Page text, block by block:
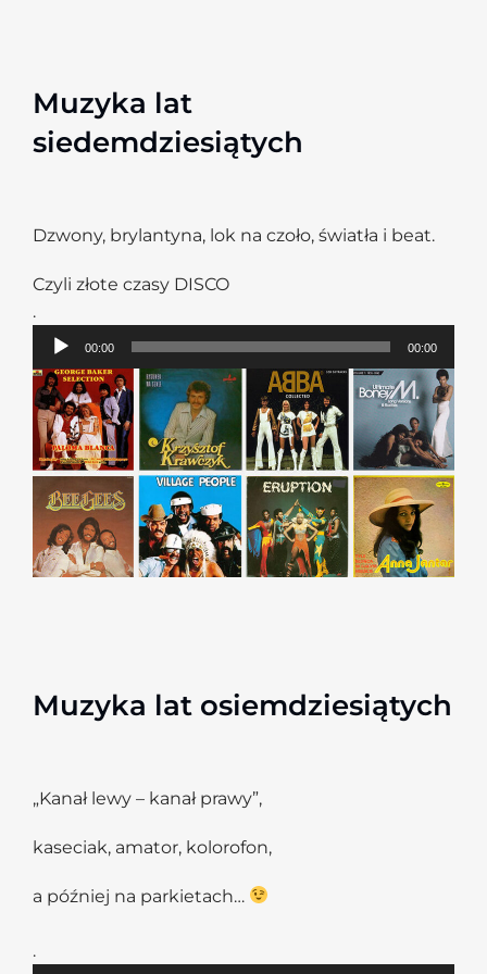
Muzyka lat
siedemdziesiątych
Dzwony, brylantyna, lok na czoło, światła i beat.
Czyli złote czasy DISCO
.
Odtwarzacz
plików
dźwiękowych
00:00 00:00
Muzyka lat osiemdziesiątych
„Kanał lewy – kanał prawy”,
kaseciak, amator, kolorofon,
a później na parkietach…
.